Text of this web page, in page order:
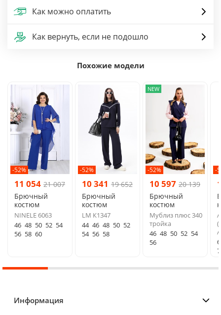
Как можно оплатить
Как вернуть, если не подошло
Похожие модели
-52%
11 054 21 007
Брючный
костюм
NINELE 6063
46 48 50 52 54
56 58 60
-52%
10 341 19 652
Брючный
костюм
LM К1347
44 46 48 50 52
54 56 58
NEW
-52%
10 597 20 139
Брючный
костюм
Мублиз плюс 340
тройка
46 48 50 52 54
56
-
Информация